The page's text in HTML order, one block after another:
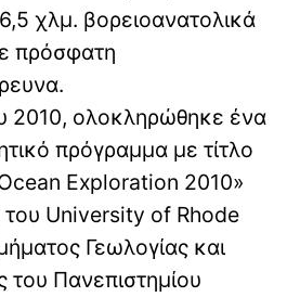
χλμ. βορειοανατολικά
πρόσφατη
2010, ολοκληρώθηκε ένα
πρόγραμμα με τίτλο
Exploration 2010»
του University of Rhode
Γεωλογίας και
του Πανεπιστημίου